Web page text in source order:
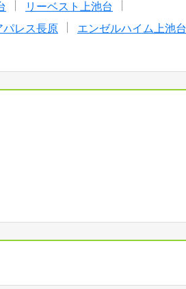
リーベスト上池台
パレス長原
エンゼルハイム上池台